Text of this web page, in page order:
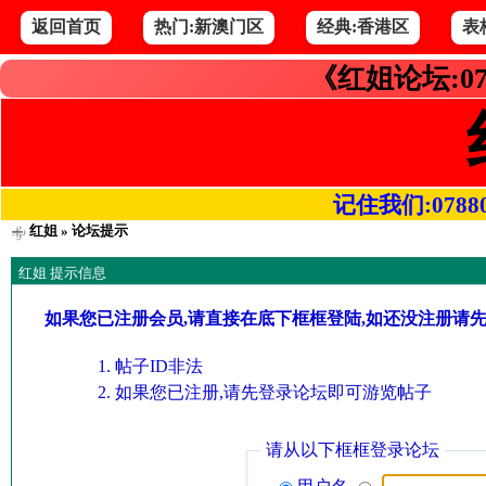
返回首页 热门:新澳门区 经典:香港区 表
《红姐论坛
记住我们
红姐» 论坛提示
红姐 提示信息
如果您已注册会员,请直接在底下框框登陆,如还没注册请
帖子ID非法
如果您已注册,请先登录论坛即可游览帖子
请从以下框框登录论坛